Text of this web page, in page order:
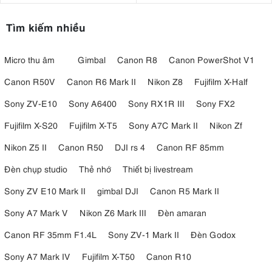
Để tăng khả năng sáng tạo, Aputure Nova P300c được trang bị sẵn
15 hiệu ứng ánh sáng tích hợp
Fireworks
Lightning
Candle
Strobe
Color Chase
Những hiệu ứng này giúp nhà làm phim nhanh chóng tạo ra bầu
Tìm kiếm nhiều
Micro thu âm Gimbal Canon R8
Canon PowerShot V1
Canon R50V
Canon R6 Mark II Nikon Z8
Fujifilm X-Half
Sony ZV-E10
Sony A6400 Sony RX1R III
Sony FX2
Fujifilm X-S20
Fujifilm X-T5 Sony A7C Mark II
Nikon Zf
Nikon Z5 II
Canon R50 DJI rs 4
Canon RF 85mm
Đèn chụp studio
Thẻ nhớ
Thiết bị livestream
Sony ZV E10 Mark II
gimbal DJI
Canon R5 Mark II
Sony A7 Mark V
Nikon Z6 Mark III
Đèn amaran
Canon RF 35mm F1.4L
Sony ZV-1 Mark II
Đèn Godox
Sony A7 Mark IV
Fujifilm X-T50
Canon R10